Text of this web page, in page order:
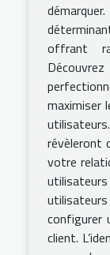
offrant
maximiser
révèleront
votre
configurer
client.